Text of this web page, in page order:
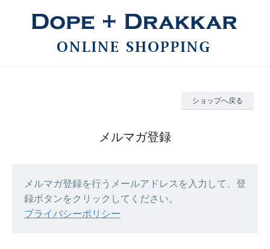
ショップへ戻る
メルマガ登録
メルマガ登録を行うメールアドレスを入力して、登
録ボタンをクリックしてください。
プライバシーポリシー